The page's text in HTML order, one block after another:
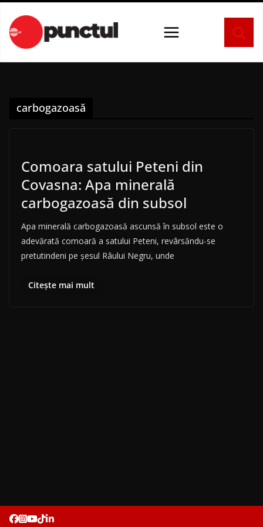
conținut
carbogazoasă
Comoara satului Peteni din
Covasna: Apa minerală
carbogazoasă din subsol
Apa minerală carbogazoasă ascunsă în subsol este o
adevărată comoară a satului Peteni, revârsăndu-se
pretutindeni pe șesul Râului Negru, unde
Citește mai mult